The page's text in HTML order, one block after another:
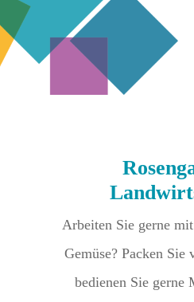
Arbeiten Sie gerne
Gemüse? Packen Sie
bedienen Sie gerne